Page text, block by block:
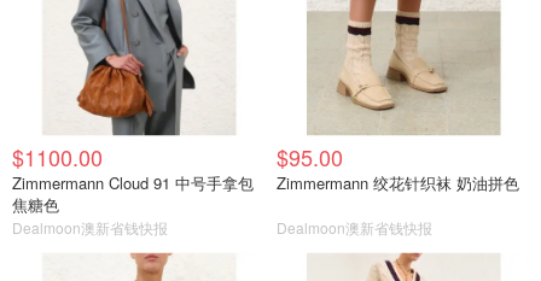
$1100.00
Zimmermann Cloud 91 中号手拿包
焦糖色
Dealmoon澳新省钱快报
$95.00
Zimmermann 绞花针织袜 奶油拼色
Dealmoon澳新省钱快报